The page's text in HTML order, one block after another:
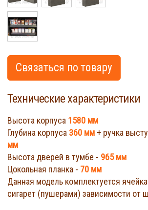
Связаться по товару
Технические характеристики
Высота корпуса 1580 мм
Глубина корпуса 360 мм + ручка
мм
Высота дверей в тумбе - 965 мм
Цокольная планка - 70 мм
Данная модель комплектуется
сигарет (пушерами) зависимости от